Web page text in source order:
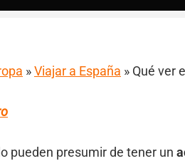
»Viajar a España » Qué ver
pueden presumir de tener un